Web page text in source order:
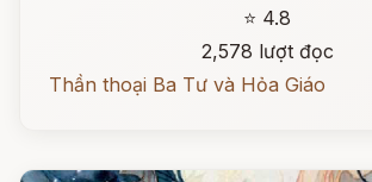
⭐ 4.8
2,578 lượt đọc
Thần thoại Ba Tư và Hỏa Giáo